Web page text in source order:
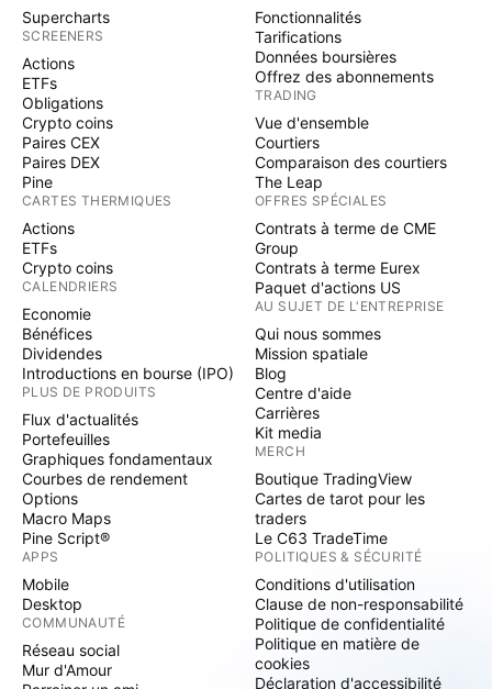
Supercharts
SCREENERS
Actions
ETFs
Obligations
Crypto coins
Paires CEX
Paires DEX
Pine
CARTES THERMIQUES
Actions
ETFs
Crypto coins
CALENDRIERS
Economie
Bénéfices
Dividendes
Introductions en bourse (IPO)
PLUS DE PRODUITS
Flux d'actualités
Portefeuilles
Graphiques fondamentaux
Courbes de rendement
Options
Macro Maps
Pine Script®
APPS
Mobile
Desktop
COMMUNAUTÉ
Réseau social
Mur d'Amour
Fonctionnalités
Tarifications
Données boursières
Offrez des abonnements
TRADING
Vue d'ensemble
Courtiers
Comparaison des courtiers
The Leap
OFFRES SPÉCIALES
Contrats à terme de CME
Group
Contrats à terme Eurex
Paquet d'actions US
AU SUJET DE L'ENTREPRISE
Qui nous sommes
Mission spatiale
Blog
Centre d'aide
Carrières
Kit media
MERCH
Boutique TradingView
Cartes de tarot pour les
traders
Le C63 TradeTime
POLITIQUES & SÉCURITÉ
Conditions d'utilisation
Clause de non-responsabilité
Politique de confidentialité
Politique en matière de
cookies
Déclaration d'accessibilité